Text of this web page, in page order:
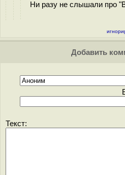
Ни разу не слышали про
Добавить
Текст: